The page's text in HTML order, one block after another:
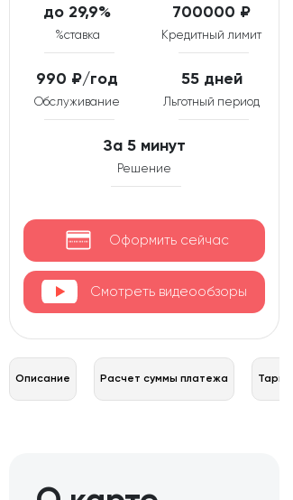
до 29,9%
%ставка
700000 ₽
Кредитный лимит
990 ₽/год
Обслуживание
55 дней
Льготный период
За 5 минут
Решение
Оформить сейчас
Смотреть видеообзоры
Описание Расчет суммы платежа